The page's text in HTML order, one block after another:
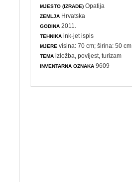
MJESTO (IZRADE) Opatija
ZEMLJA Hrvatska
GODINA 2011.
TEHNIKA ink-jet ispis
MJERE visina: 70 cm; širina: 50 cm
TEMA izložba ,povijest ,turizam
INVENTARNA OZNAKA 9609